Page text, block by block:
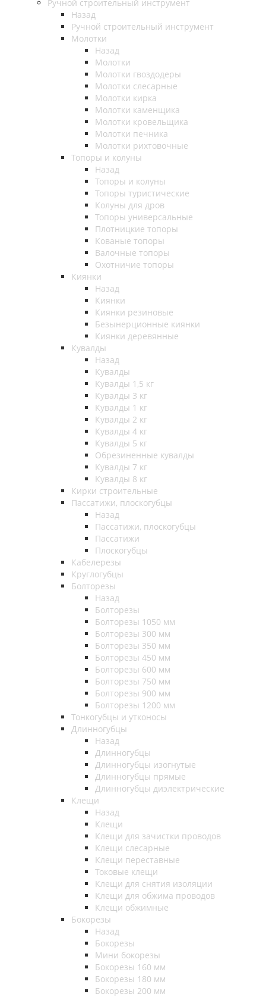
Ручной строительный инструмент
Назад
Ручной строительный инструмент
Молотки
Назад
Молотки
Молотки гвоздодеры
Молотки слесарные
Молотки кирка
Молотки каменщика
Молотки кровельщика
Молотки печника
Молотки рихтовочные
Топоры и колуны
Назад
Топоры и колуны
Топоры туристические
Колуны для дров
Топоры универсальные
Плотницкие топоры
Кованые топоры
Валочные топоры
Охотничие топоры
Киянки
Назад
Киянки
Киянки резиновые
Безынерционные киянки
Киянки деревянные
Кувалды
Назад
Кувалды
Кувалды 1,5 кг
Кувалды 3 кг
Кувалды 1 кг
Кувалды 2 кг
Кувалды 4 кг
Кувалды 5 кг
Обрезиненные кувалды
Кувалды 7 кг
Кувалды 8 кг
Кирки строительные
Пассатижи, плоскогубцы
Назад
Пассатижи, плоскогубцы
Пассатижи
Плоскогубцы
Кабелерезы
Круглогубцы
Болторезы
Назад
Болторезы
Болторезы 1050 мм
Болторезы 300 мм
Болторезы 350 мм
Болторезы 450 мм
Болторезы 600 мм
Болторезы 750 мм
Болторезы 900 мм
Болторезы 1200 мм
Тонкогубцы и утконосы
Длинногубцы
Назад
Длинногубцы
Длинногубцы изогнутые
Длинногубцы прямые
Длинногубцы диэлектрические
Клещи
Назад
Клещи
Клещи для зачистки проводов
Клещи слесарные
Клещи переставные
Токовые клещи
Клещи для снятия изоляции
Клещи для обжима проводов
Клещи обжимные
Бокорезы
Назад
Бокорезы
Мини бокорезы
Бокорезы 160 мм
Бокорезы 180 мм
Бокорезы 200 мм